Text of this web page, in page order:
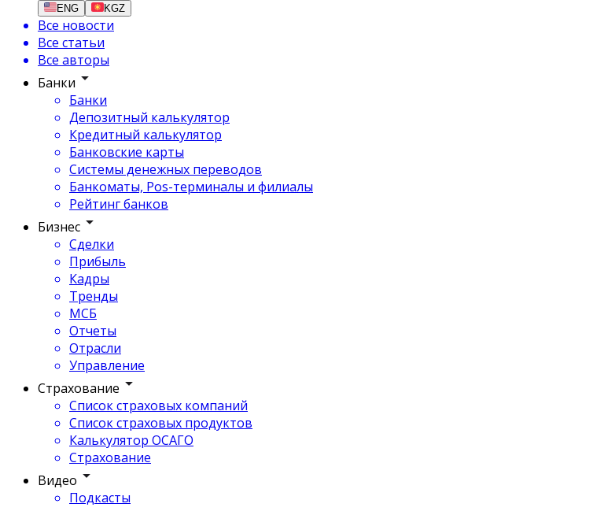
ENG KGZ
Все новости
Все статьи
Все авторы
Банки
Банки
Депозитный калькулятор
Кредитный калькулятор
Банковские карты
Системы денежных переводов
Банкоматы, Pos-терминалы и филиалы
Рейтинг банков
Бизнес
Сделки
Прибыль
Кадры
Тренды
МСБ
Отчеты
Отрасли
Управление
Страхование
Список страховых компаний
Список страховых продуктов
Калькулятор ОСАГО
Страхование
Видео
Подкасты